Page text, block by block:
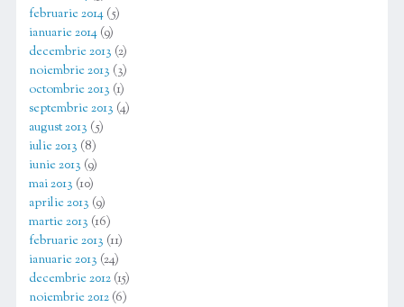
februarie 2014(5)
ianuarie 2014(9)
decembrie 2013 (2)
noiembrie 2013 (3)
octombrie 2013 (1)
septembrie 2013 (4)
august 2013 (5)
iulie 2013 (8)
iunie 2013 (9)
mai 2013 (10)
aprilie 2013 (9)
martie 2013 (16)
februarie 2013 (11)
ianuarie 2013 (24)
decembrie 2012(15)
noiembrie 2012(6)